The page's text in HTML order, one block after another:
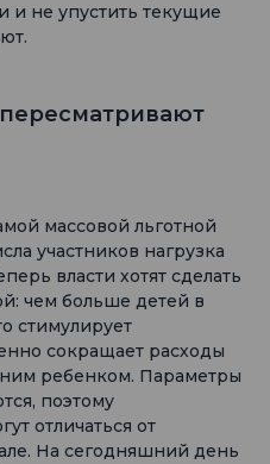
не упустить текущие
массовой льготной
участников нагрузка
власти хотят сделать
чем больше детей в
стимулирует
сокращает расходы
ребенком. Параметры
поэтому
отличаться от
На сегодняшний день